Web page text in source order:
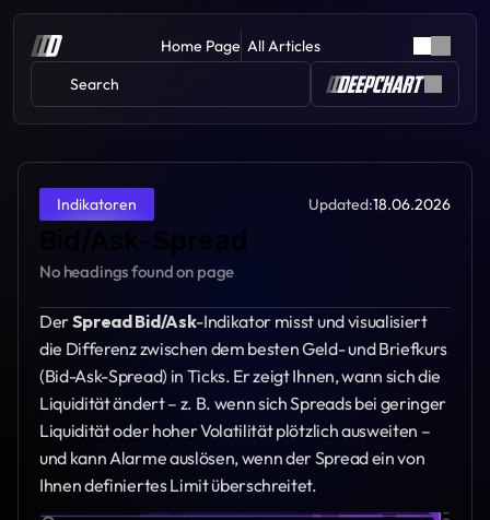
Home Page All Articles
Search
Indikatoren Updated:18.06.2026
Bid/Ask-Spread
No headings found on page
Der Spread Bid/Ask-Indikator misst und visualisiert
die Differenz zwischen dem besten Geld- und Briefkurs
(Bid-Ask-Spread) in Ticks. Er zeigt Ihnen, wann sich die
Liquidität ändert – z. B. wenn sich Spreads bei geringer
Liquidität oder hoher Volatilität plötzlich ausweiten –
und kann Alarme auslösen, wenn der Spread ein von
Ihnen definiertes Limit überschreitet.